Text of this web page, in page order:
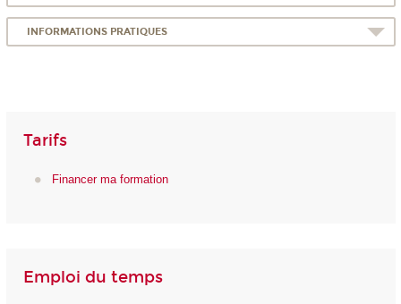
INFORMATIONS PRATIQUES
Tarifs
Financer ma formation
Emploi du temps